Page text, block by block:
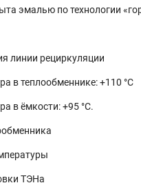
эмалью по технологии
линии рециркуляции
в теплообменнике: +110 °C
в ёмкости: +95 °C.
ТЭНа